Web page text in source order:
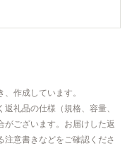
作成しています。
礼品の仕様（規格、容量、
がございます。お届けした返
注意書きなどをご確認くださ